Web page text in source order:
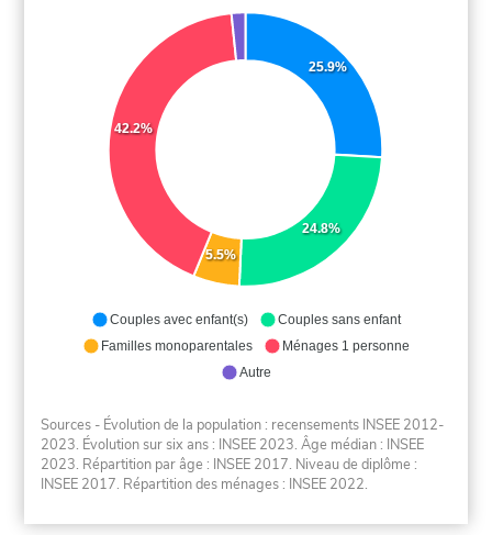
25.9%
24.8%
5.5%
42.2%
Couples avec enfant(s)
Couples sans enfant
Familles monoparentales
Ménages 1 personne
Autre
Sources - Évolution de la population : recensements INSEE 2012-
2023. Évolution sur six ans : INSEE 2023. Âge médian : INSEE
2023. Répartition par âge : INSEE 2017. Niveau de diplôme :
INSEE 2017. Répartition des ménages : INSEE 2022.